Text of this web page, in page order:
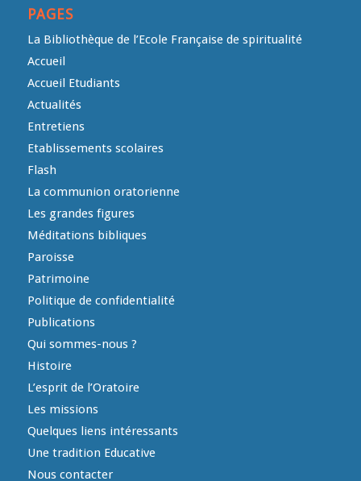
PAGES
La Bibliothèque de l’Ecole Française de spiritualité
Accueil
Accueil Etudiants
Actualités
Entretiens
Etablissements scolaires
Flash
La communion oratorienne
Les grandes figures
Méditations bibliques
Paroisse
Patrimoine
Politique de confidentialité
Publications
Qui sommes-nous ?
Histoire
L’esprit de l’Oratoire
Les missions
Quelques liens intéressants
Une tradition Educative
Nous contacter